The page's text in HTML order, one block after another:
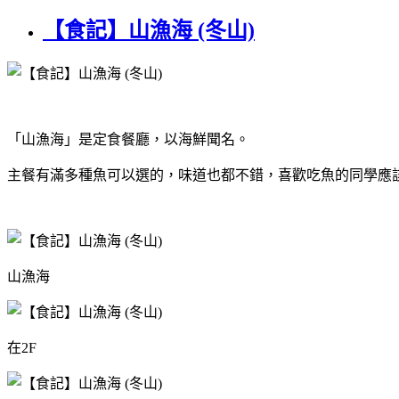
【食記】山漁海 (冬山)
「山漁海」是定食餐廳，以海鮮聞名。
主餐有滿多種魚可以選的，味道也都不錯，喜歡吃魚的同學應
山漁海
在2F